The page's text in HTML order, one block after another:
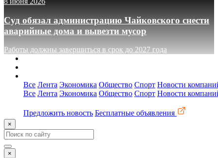
Суд обязал администрацию Чайковского снести
аварийные дома и вывезти мусор
Работы должны завершиться в срок до 2027 года
Все Лента Экономика Общество Спорт Новости
Все Лента Экономика Общество Спорт Новости
Предложить новость Бесплатные объявления
×
×